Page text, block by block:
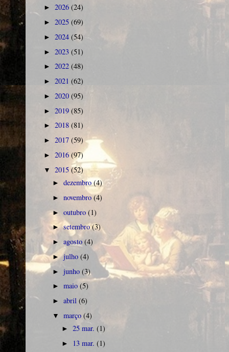
► 2026 (24)
► 2025 (69)
► 2024 (54)
► 2023 (51)
► 2022 (48)
► 2021 (62)
► 2020 (95)
► 2019 (85)
► 2018 (81)
► 2017 (59)
► 2016 (97)
▼ 2015 (52)
►dezembro(4)
►novembro(4)
►outubro(1)
►setembro(3)
►agosto(4)
►julho(4)
►junho(3)
►maio(5)
►abril(6)
▼março(4)
► 25 mar. (1)
► 13 mar. (1)